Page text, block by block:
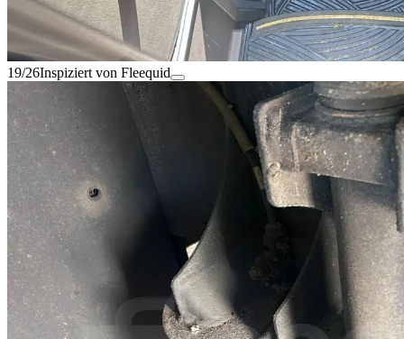
19/26Inspiziert von Fleequid